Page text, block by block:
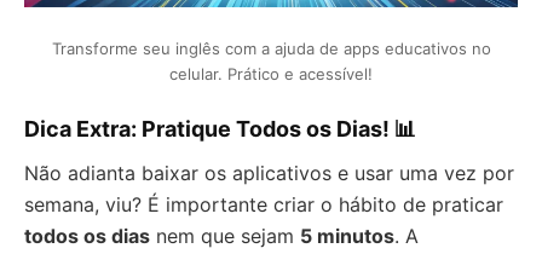
Transforme seu inglês com a ajuda de apps educativos no
celular. Prático e acessível!
Dica Extra: Pratique Todos os Dias! 📊
Não adianta baixar os aplicativos e usar uma vez por
semana, viu? É importante criar o hábito de praticar
todos os dias nem que sejam 5 minutos. A